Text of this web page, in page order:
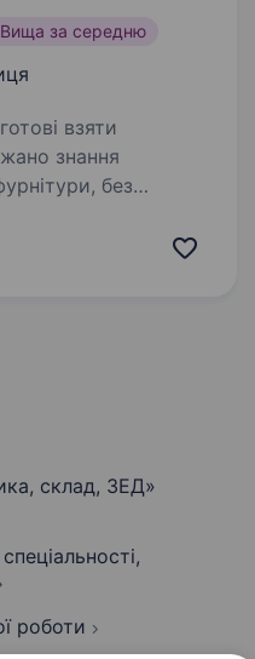
Вища за середню
взяти
без
Бажання
склад, ЗЕД»
роботи